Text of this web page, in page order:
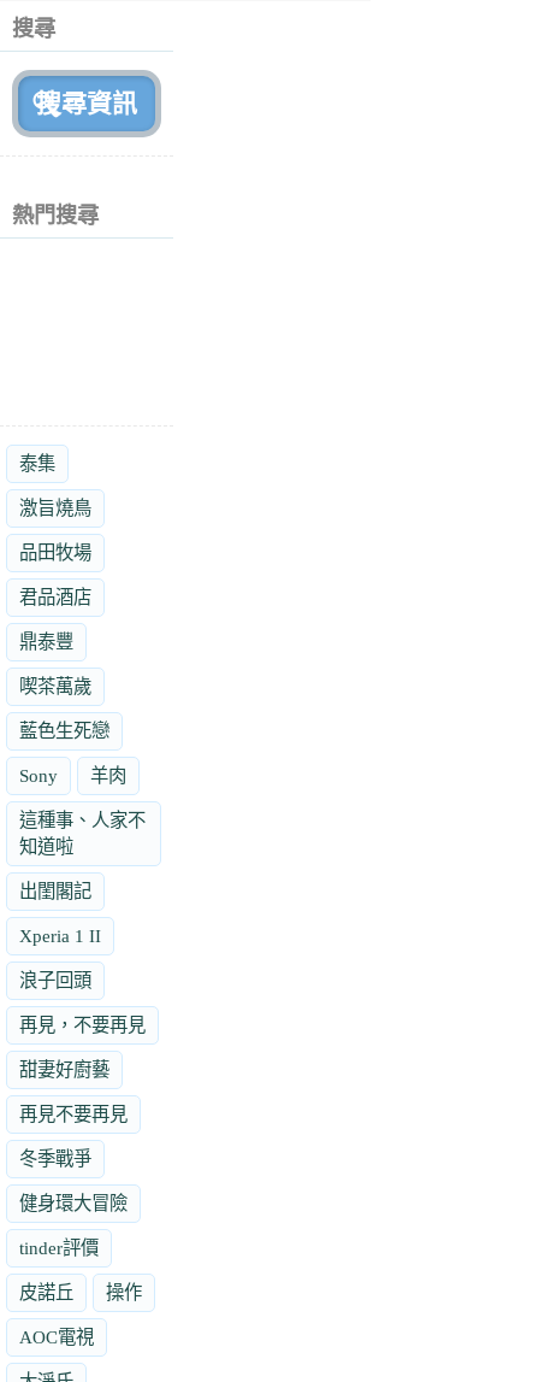
搜尋
熱門搜尋
泰集
激旨燒鳥
品田牧場
君品酒店
鼎泰豐
喫茶萬歲
藍色生死戀
Sony 羊肉
這種事、人家不
知道啦
出閨閣記
Xperia 1 II
浪子回頭
再見，不要再見
甜妻好廚藝
再見不要再見
冬季戰爭
健身環大冒險
tinder評價
皮諾丘 操作
AOC電視